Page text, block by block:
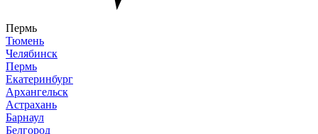
Пермь
Тюмень
Челябинск
Пермь
Екатеринбург
Архангельск
Астрахань
Барнаул
Белгород